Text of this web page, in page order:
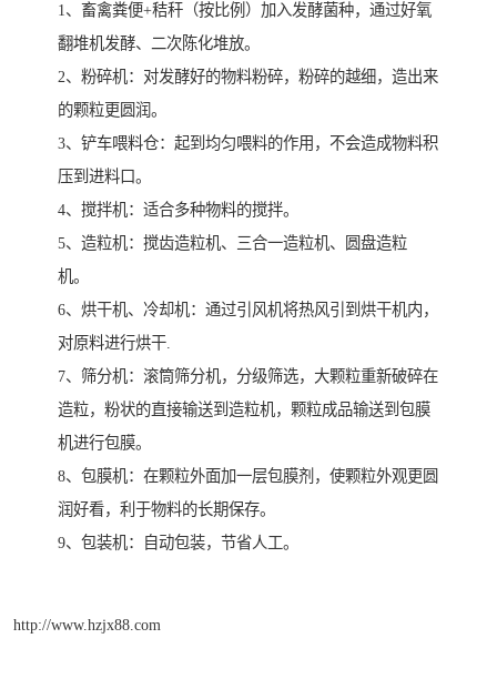
1、畜禽粪便+秸秆（按比例）加入发酵菌种，通过好氧
翻堆机发酵、二次陈化堆放。
2、粉碎机：对发酵好的物料粉碎，粉碎的越细，造出来
的颗粒更圆润。
3、铲车喂料仓：起到均匀喂料的作用，不会造成物料积
压到进料口。
4、搅拌机：适合多种物料的搅拌。
5、造粒机：搅齿造粒机、三合一造粒机、圆盘造粒
机。
6、烘干机、冷却机：通过引风机将热风引到烘干机内，
对原料进行烘干.
7、筛分机：滚筒筛分机，分级筛选，大颗粒重新破碎在
造粒，粉状的直接输送到造粒机，颗粒成品输送到包膜
机进行包膜。
8、包膜机：在颗粒外面加一层包膜剂，使颗粒外观更圆
润好看，利于物料的长期保存。
9、包装机：自动包装，节省人工。
http://www.hzjx88.com